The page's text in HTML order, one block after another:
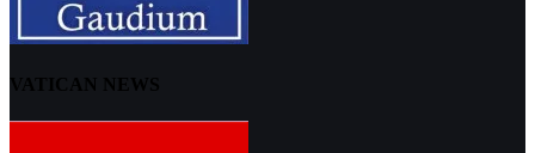
VATICAN NEWS